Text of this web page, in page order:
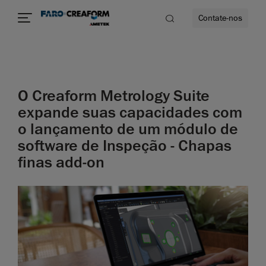
mais
Contate-nos
O Creaform Metrology Suite
expande suas capacidades com
o lançamento de um módulo de
software de Inspeção - Chapas
finas add-on